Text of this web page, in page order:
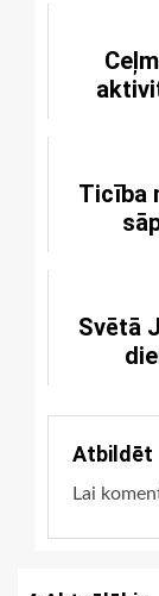
Ticība
Svētā
Atbildēt
Lai